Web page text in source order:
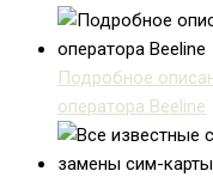
Подробное
оператора Beeline